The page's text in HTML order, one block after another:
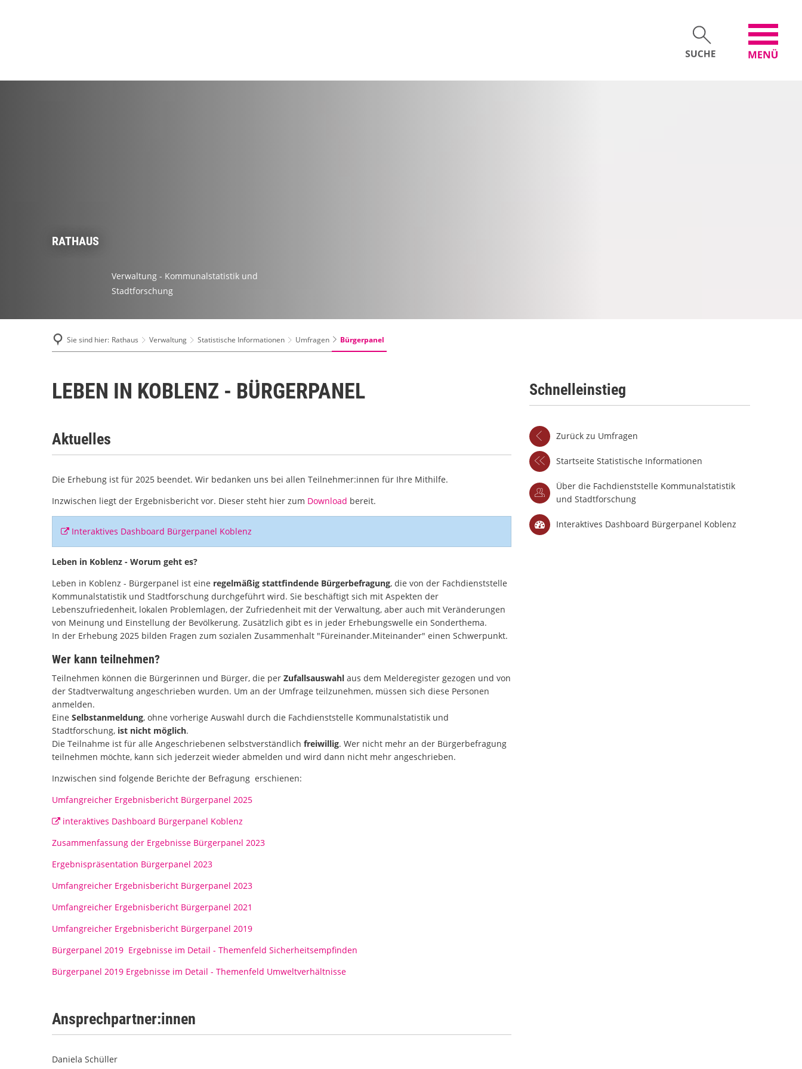
RATHAUS
Verwaltung - Kommunalstatistik und
Stadtforschung
Sie sind hier: Rathaus Verwaltung Statistische Informationen Umfragen Bürgerpanel
LEBEN IN KOBLENZ - BÜRGERPANEL
Aktuelles
Die Erhebung ist für 2025 beendet. Wir bedanken uns bei allen Teilnehmer:innen für Ihre Mithilfe.
Inzwischen liegt der Ergebnisbericht vor. Dieser steht hier zum Download bereit.
Interaktives Dashboard Bürgerpanel Koblenz
Leben in Koblenz - Worum geht es?
Leben in Koblenz - Bürgerpanel ist eine regelmäßig stattfindende Bürgerbefragung, die von der Fachdienststelle
Kommunalstatistik und Stadtforschung durchgeführt wird. Sie beschäftigt sich mit Aspekten der
Lebenszufriedenheit, lokalen Problemlagen, der Zufriedenheit mit der Verwaltung, aber auch mit Veränderungen
von Meinung und Einstellung der Bevölkerung. Zusätzlich gibt es in jeder Erhebungswelle ein Sonderthema.
In der Erhebung 2025 bilden Fragen zum sozialen Zusammenhalt "Füreinander.Miteinander" einen Schwerpunkt.
Wer kann teilnehmen?
Teilnehmen können die Bürgerinnen und Bürger, die per Zufallsauswahl aus dem Melderegister gezogen und von
der Stadtverwaltung angeschrieben wurden. Um an der Umfrage teilzunehmen, müssen sich diese Personen
anmelden.
Eine Selbstanmeldung, ohne vorherige Auswahl durch die Fachdienststelle Kommunalstatistik und
Stadtforschung, ist nicht möglich.
Die Teilnahme ist für alle Angeschriebenen selbstverständlich freiwillig. Wer nicht mehr an der Bürgerbefragung
teilnehmen möchte, kann sich jederzeit wieder abmelden und wird dann nicht mehr angeschrieben.
Inzwischen sind folgende Berichte der Befragung erschienen:
Umfangreicher Ergebnisbericht Bürgerpanel 2025
interaktives Dashboard Bürgerpanel Koblenz
Zusammenfassung der Ergebnisse Bürgerpanel 2023
Ergebnispräsentation Bürgerpanel 2023
Umfangreicher Ergebnisbericht Bürgerpanel 2023
Umfangreicher Ergebnisbericht Bürgerpanel 2021
Umfangreicher Ergebnisbericht Bürgerpanel 2019
Bürgerpanel 2019 Ergebnisse im Detail - Themenfeld Sicherheitsempfinden
Bürgerpanel 2019 Ergebnisse im Detail - Themenfeld Umweltverhältnisse
Ansprechpartner:innen
Daniela Schüller
Schnelleinstieg
Zurück zu Umfragen
Startseite Statistische Informationen
Über die Fachdienststelle Kommunalstatistik
und Stadtforschung
Interaktives Dashboard Bürgerpanel Koblenz